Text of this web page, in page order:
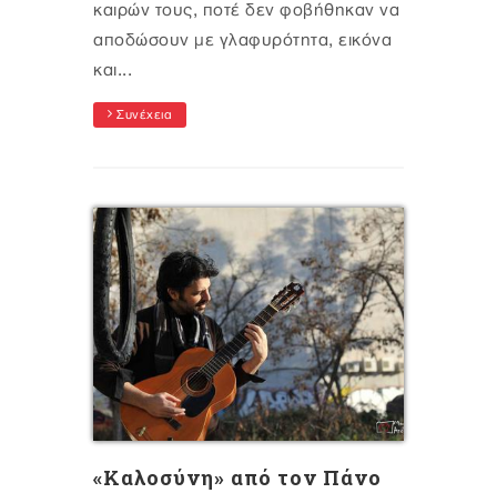
καιρών τους, ποτέ δεν φοβήθηκαν να
αποδώσουν με γλαφυρότητα, εικόνα
και...
Συνέχεια
«Καλοσύνη» από τον Πάνο